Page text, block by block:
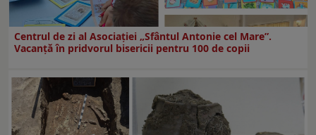
Centrul de zi al Asociației „Sfântul Antonie cel Mare”.
Vacanță în pridvorul bisericii pentru 100 de copii